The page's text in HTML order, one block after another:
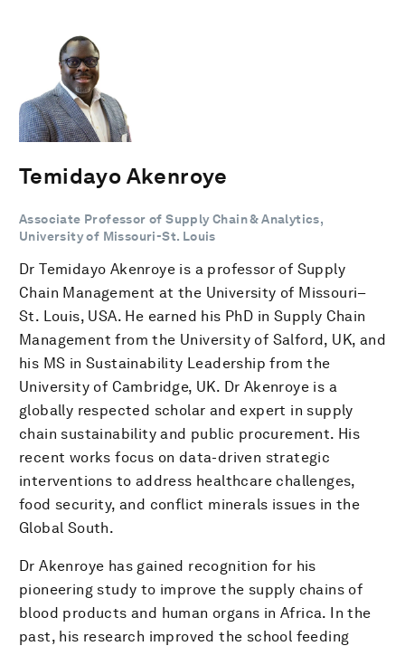
Temidayo Akenroye
Associate Professor of Supply Chain & Analytics,
University of Missouri-St. Louis
Dr Temidayo Akenroye is a professor of Supply
Chain Management at the University of Missouri–
St. Louis, USA. He earned his PhD in Supply Chain
Management from the University of Salford, UK, and
his MS in Sustainability Leadership from the
University of Cambridge, UK. Dr Akenroye is a
globally respected scholar and expert in supply
chain sustainability and public procurement. His
recent works focus on data-driven strategic
interventions to address healthcare challenges,
food security, and conflict minerals issues in the
Global South.
Dr Akenroye has gained recognition for his
pioneering study to improve the supply chains of
blood products and human organs in Africa. In the
past, his research improved the school feeding